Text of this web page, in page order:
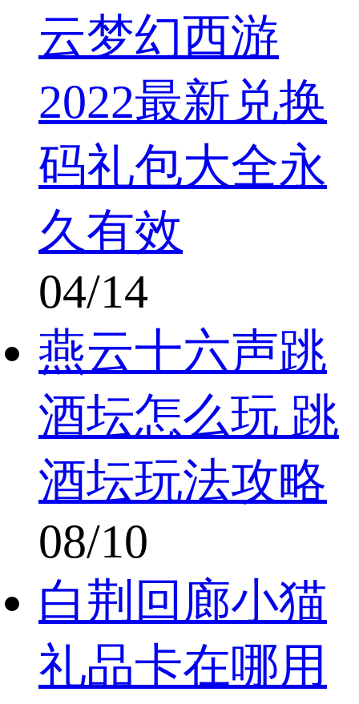
云梦幻西游
2022最新兑换
码礼包大全永
久有效
04/14
燕云十六声跳
酒坛怎么玩 跳
酒坛玩法攻略
08/10
白荆回廊小猫
礼品卡在哪用